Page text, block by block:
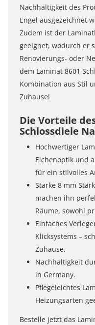
Nachhaltigkeit des
Engel ausgezeichnet
Zudem ist der
geeignet, wodurch er
Renovierungs- oder
dem Laminat 8601
Kombination aus Stil
Zuhause!
Die Vorteile
Schlossdiele
Hochwertiger
Eichenoptik und
für ein stilvolles
Starke 8 mm
machen ihn
Räume, sowohl
Einfaches
Klicksystems –
Zuhause.
Nachhaltigkeit
in Germany.
Pflegeleichtes
Heizungsarten
Bestelle jetzt das